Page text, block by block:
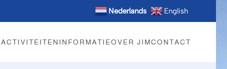
Nederlands English
ACTIVITEITEN INFORMATIEOVER JIMCONTACT